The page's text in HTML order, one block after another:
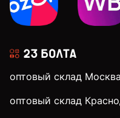
оптовый склад Москва
оптовый склад